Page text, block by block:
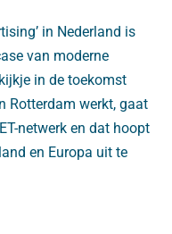
in Nederland is
van moderne
in de toekomst
Rotterdam werkt, gaat
netwerk en dat hoopt
en Europa uit te